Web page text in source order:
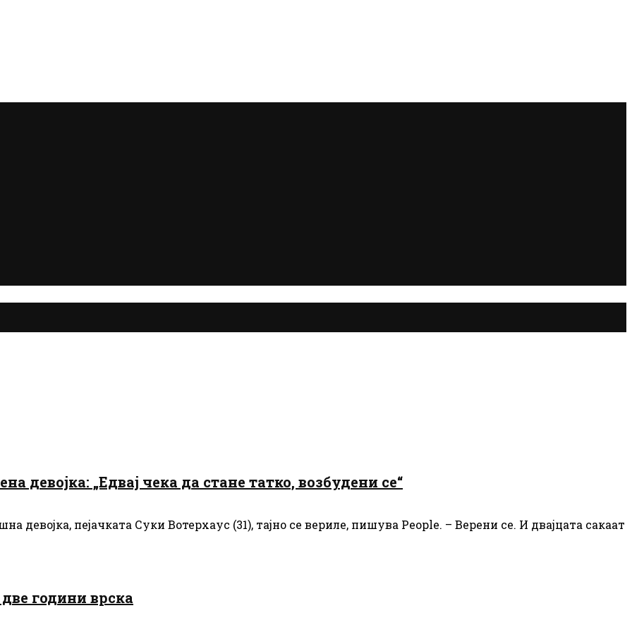
девојка: „Едвај чека да стане татко, возбудени се“
девојка, пејачката Суки Вотерхаус (31), тајно се вериле, пишува People. – Верени се. И двајцата сакаат
години врска